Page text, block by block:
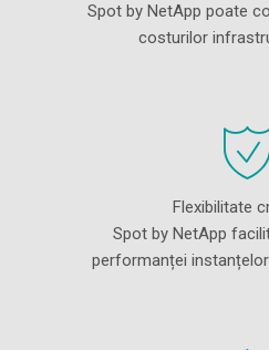
Spot by NetApp poate
costurilor
Flexibilitate
Spot by NetApp
performanței